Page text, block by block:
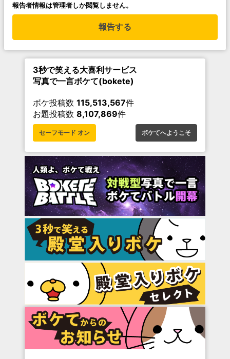
報告者情報は管理者しか閲覧しません。
報告する
3秒で笑える大喜利サービス
写真で一言ボケて(bokete)
ボケ投稿数 115,513,567件
お題投稿数 8,107,869件
セーフモード オン ボケてへようこそ